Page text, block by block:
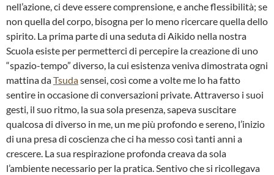
nell’azione, ci deve essere comprensione, e anche flessibilità; se
non quella del corpo, bisogna per lo meno ricercare quella dello
spirito. La prima parte di una seduta di Aikido nella nostra
Scuola esiste per permetterci di percepire la creazione di uno
“spazio-tempo” diverso, la cui esistenza veniva dimostrata ogni
mattina daTsudasensei, così come a volte me lo ha fatto
sentire in occasione di conversazioni private. Attraverso i suoi
gesti, il suo ritmo, la sua sola presenza, sapeva suscitare
qualcosa di diverso in me, un me più profondo e sereno, l’inizio
di una presa di coscienza che ci ha messo così tanti anni a
crescere. La sua respirazione profonda creava da sola
l’ambiente necessario per la pratica. Sentivo che si ricollegava